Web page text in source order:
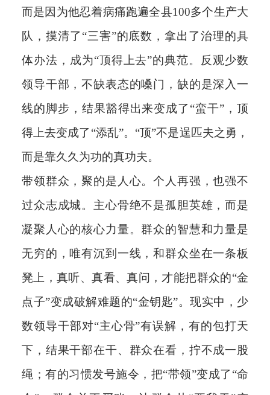
而是因为他忍着病痛跑遍全县100多个生产大
队，摸清了“三害”的底数，拿出了治理的具
体办法，成为“顶得上去”的典范。反观少数
领导干部，不缺表态的嗓门，缺的是深入一
线的脚步，结果豁得出来变成了“蛮干”，顶
得上去变成了“添乱”。“顶”不是逞匹夫之勇，
而是靠久久为功的真功夫。
带领群众，聚的是人心。个人再强，也强不
过众志成城。主心骨绝不是孤胆英雄，而是
凝聚人心的核心力量。群众的智慧和力量是
无穷的，唯有沉到一线，和群众坐在一条板
凳上，真听、真看、真问，才能把群众的“金
点子”变成破解难题的“金钥匙”。现实中，少
数领导干部对“主心骨”有误解，有的包打天
下，结果干部在干、群众在看，拧不成一股
绳；有的习惯发号施令，把“带领”变成了“命